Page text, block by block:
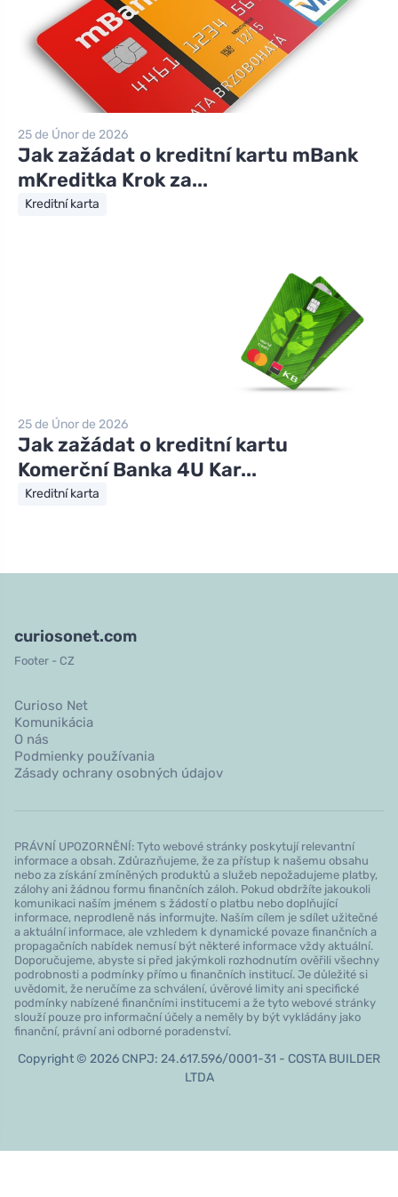
25 de Únor de 2026
Jak zažádat o kreditní kartu mBank
mKreditka Krok za...
Kreditní karta
25 de Únor de 2026
Jak zažádat o kreditní kartu
Komerční Banka 4U Kar...
Kreditní karta
curiosonet.com
Footer - CZ
Curioso Net
Komunikácia
O nás
Podmienky používania
Zásady ochrany osobných údajov
PRÁVNÍ UPOZORNĚNÍ: Tyto webové stránky poskytují relevantní
informace a obsah. Zdůrazňujeme, že za přístup k našemu obsahu
nebo za získání zmíněných produktů a služeb nepožadujeme platby,
zálohy ani žádnou formu finančních záloh. Pokud obdržíte jakoukoli
komunikaci naším jménem s žádostí o platbu nebo doplňující
informace, neprodleně nás informujte. Naším cílem je sdílet užitečné
a aktuální informace, ale vzhledem k dynamické povaze finančních a
propagačních nabídek nemusí být některé informace vždy aktuální.
Doporučujeme, abyste si před jakýmkoli rozhodnutím ověřili všechny
podrobnosti a podmínky přímo u finančních institucí. Je důležité si
uvědomit, že neručíme za schválení, úvěrové limity ani specifické
podmínky nabízené finančními institucemi a že tyto webové stránky
slouží pouze pro informační účely a neměly by být vykládány jako
finanční, právní ani odborné poradenství.
Copyright © 2026 CNPJ: 24.617.596/0001-31 - COSTA BUILDER
LTDA